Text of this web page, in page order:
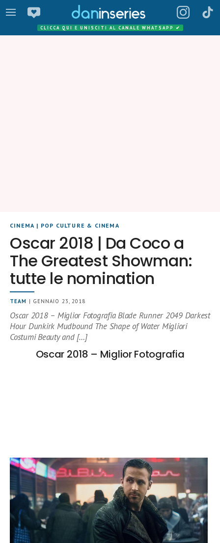
CLICCA QUI E UNISCITI AL CANALE WHATSAPP ✔
CINEMA | POP CULTURE & CINEMA
Oscar 2018 | Da Coco a
The Greatest Showman:
tutte le nomination
TEAM | GENNAIO 23, 2018
Oscar 2018 – Miglior Fotografia Blade Runner 2049 Darkest
Hour Dunkirk Mudbound The Shape of Water Migliori
Costumi Beauty and […]
Oscar 2018 – Miglior Fotografia